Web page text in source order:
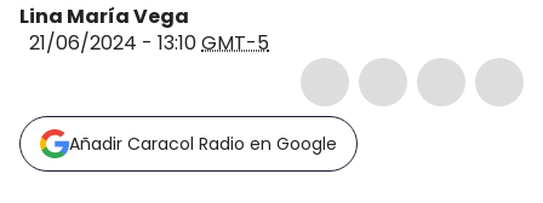
Lina María Vega
21/06/2024 - 13:10GMT-5
Añadir Caracol Radio en Google